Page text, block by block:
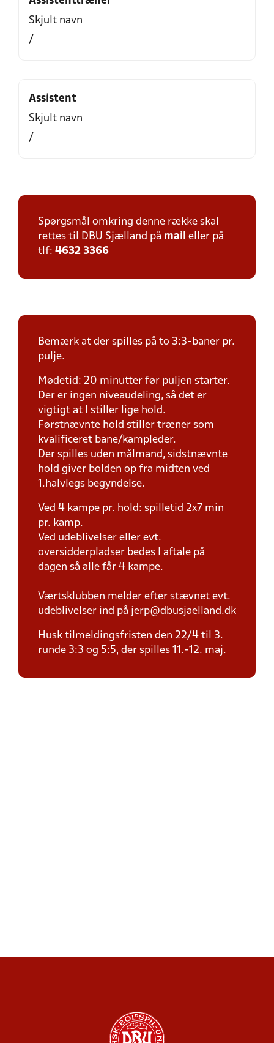
Skjult navn
/
Assistent
Skjult navn
/
Spørgsmål omkring denne række skal
rettes til DBU Sjælland på mail eller på
tlf: 4632 3366
Bemærk at der spilles på to 3:3-baner pr.
pulje.
Mødetid: 20 minutter før puljen starter.
Der er ingen niveaudeling, så det er
vigtigt at I stiller lige hold.
Førstnævnte hold stiller træner som
kvalificeret bane/kampleder.
Der spilles uden målmand, sidstnævnte
hold giver bolden op fra midten ved
1.halvlegs begyndelse.
Ved 4 kampe pr. hold: spilletid 2x7 min
pr. kamp.
Ved udeblivelser eller evt.
oversidderpladser bedes I aftale på
dagen så alle får 4 kampe.
Værtsklubben melder efter stævnet evt.
udeblivelser ind på jerp@dbusjaelland.dk
Husk tilmeldingsfristen den 22/4 til 3.
runde 3:3 og 5:5, der spilles 11.-12. maj.